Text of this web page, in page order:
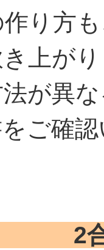
り方
上が
が異
ご確
2